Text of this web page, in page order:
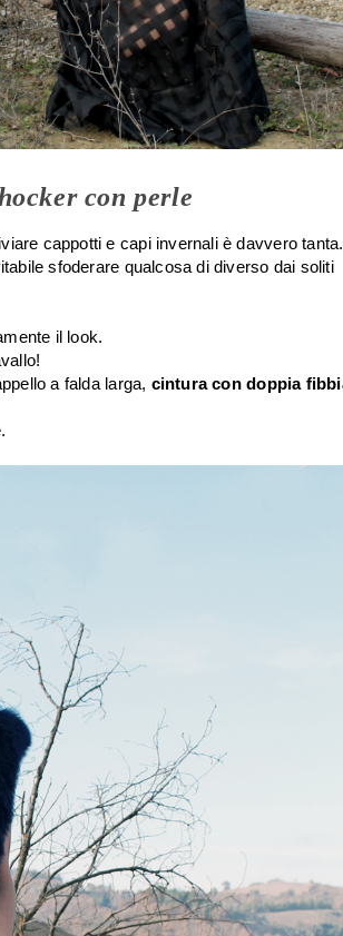
con perle
cappotti e capi invernali è davvero tanta.
sfoderare qualcosa di diverso dai soliti
il look.
a falda larga, cintura con doppia